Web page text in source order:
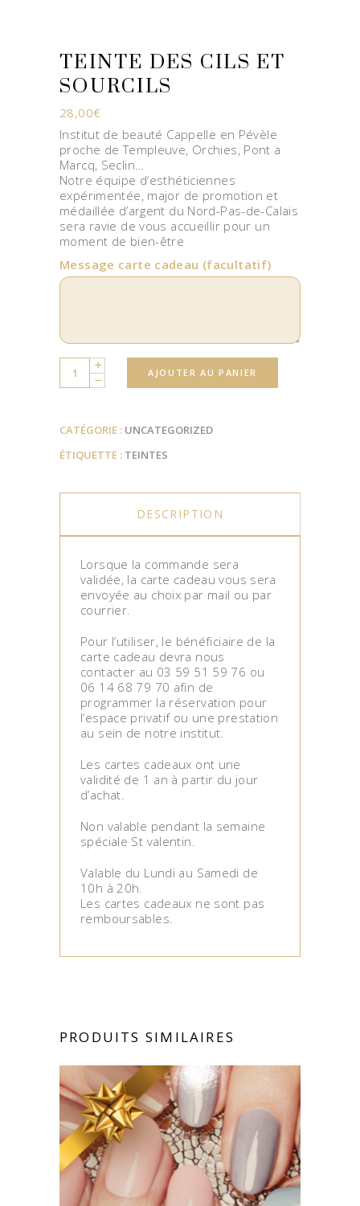
TEINTE DES CILS ET
SOURCILS
28,00€
Institut de beauté Cappelle en Pévèle
proche de Templeuve, Orchies, Pont a
Marcq, Seclin…
Notre équipe d’esthéticiennes
expérimentée, major de promotion et
médaillée d’argent du Nord-Pas-de-Calais
sera ravie de vous accueillir pour un
moment de bien-être
Message carte cadeau (facultatif)
Quantity AJOUTER AU PANIER
CATÉGORIE : UNCATEGORIZED
ÉTIQUETTE : TEINTES
DESCRIPTION
Lorsque la commande sera
validée, la carte cadeau vous sera
envoyée au choix par mail ou par
courrier.
Pour l’utiliser, le bénéficiaire de la
carte cadeau devra nous
contacter au 03 59 51 59 76 ou
06 14 68 79 70 afin de
programmer la réservation pour
l’espace privatif ou une prestation
au sein de notre institut.
Les cartes cadeaux ont une
validité de 1 an à partir du jour
d’achat.
Non valable pendant la semaine
spéciale St valentin.
Valable du Lundi au Samedi de
10h à 20h.
Les cartes cadeaux ne sont pas
remboursables.
PRODUITS SIMILAIRES